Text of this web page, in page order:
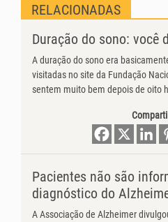
RELACIONADAS
Duração do sono: você
A duração do sono era
visitadas no site da Fundação
sentem muito bem depois de oito
Pacientes não são
diagnóstico do
A Associação de Alzheimer